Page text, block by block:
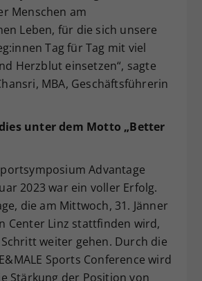
Menschen am
Leben, für die sich unsere
Tag für Tag mit viel
Herzblut einsetzen“, sagte
MBA, Geschäftsführerin
unter dem Motto „Better
Advantage
2023 war ein voller Erfolg.
die am Mittwoch, 31. Jänner
Center Linz stattfinden wird,
weiter gehen. Durch die
Sports Conference wird
Stärkung der Position von